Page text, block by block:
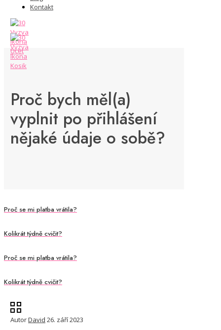
Kontakt
Proč bych měl(a)
vyplnit po přihlášení
nějaké údaje o sobě?
Proč se mi platba vrátila?
Kolikrát týdně cvičit?
Proč se mi platba vrátila?
Kolikrát týdně cvičit?
AutorDavid 26. září 2023